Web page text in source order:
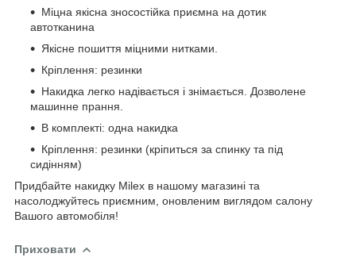
Міцна якісна зносостійка приємна на дотик
автотканина
Якісне пошиття міцними нитками.
Кріплення: резинки
Накидка легко надівається і знімається. Дозволене
машинне прання.
В комплекті: одна накидка
Кріплення: резинки (кріпиться за спинку та під
сидінням)
Придбайте накидку Milex в нашому магазині та
насолоджуйтесь приємним, оновленим виглядом салону
Вашого автомобіля!
Приховати